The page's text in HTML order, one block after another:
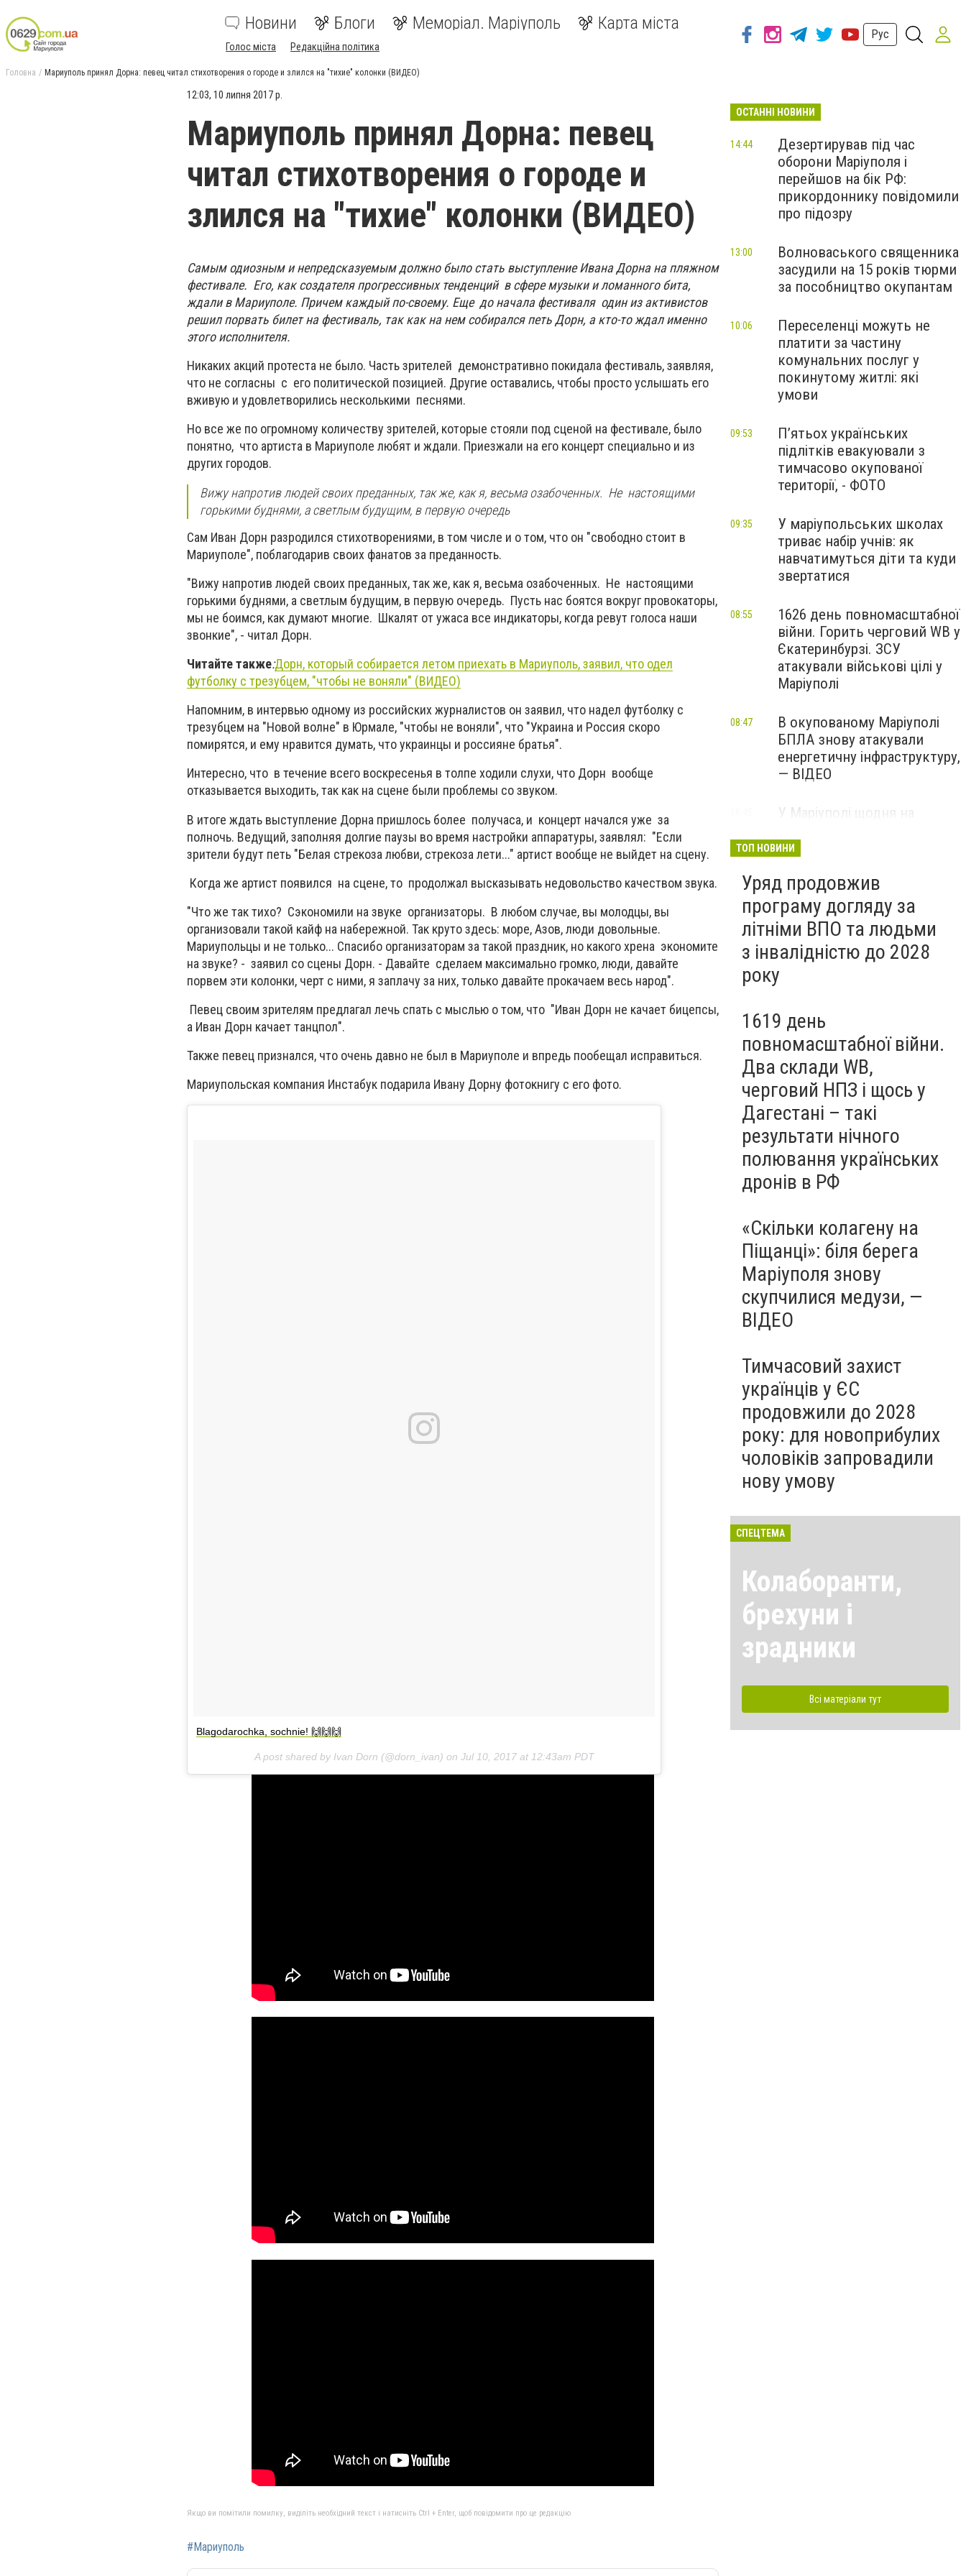
Новини Блоги Меморіал. Маріуполь Карта міста
Голос міста Редакційна політика
Рус
Головна Мариуполь принял Дорна: певец читал стихотворения о городе и злился на "тихие" колонки (ВИДЕО)
12:03, 10 липня 2017 р.
Мариуполь принял Дорна: певец
читал стихотворения о городе и
злился на "тихие" колонки (ВИДЕО)
Самым одиозным и непредсказуемым должно было стать выступление Ивана Дорна на пляжном
фестивале. Его, как создателя прогрессивных тенденций в сфере музыки и ломанного бита,
ждали в Мариуполе. Причем каждый по-своему. Еще до начала фестиваля один из активистов
решил порвать билет на фестиваль, так как на нем собирался петь Дорн, а кто-то ждал именно
этого исполнителя.
Никаких акций протеста не было. Часть зрителей демонстративно покидала фестиваль, заявляя,
что не согласны с его политической позицией. Другие оставались, чтобы просто услышать его
вживую и удовлетворились несколькими песнями.
Но все же по огромному количеству зрителей, которые стояли под сценой на фестивале, было
понятно, что артиста в Мариуполе любят и ждали. Приезжали на его концерт специально и из
других городов.
Вижу напротив людей своих преданных, так же, как я, весьма озабоченных. Не настоящими
горькими буднями, а светлым будущим, в первую очередь
Сам Иван Дорн разродился стихотворениями, в том числе и о том, что он "свободно стоит в
Мариуполе", поблагодарив своих фанатов за преданность.
"Вижу напротив людей своих преданных, так же, как я, весьма озабоченных. Не настоящими
горькими буднями, а светлым будущим, в первую очередь. Пусть нас боятся вокруг провокаторы,
мы не боимся, как думают многие. Шкалят от ужаса все индикаторы, когда ревут голоса наши
звонкие", - читал Дорн.
Читайте также:Дорн, который собирается летом приехать в Мариуполь, заявил, что одел
футболку с трезубцем, "чтобы не воняли" (ВИДЕО)
Напомним, в интервью одному из российских журналистов он заявил, что надел футболку с
трезубцем на "Новой волне" в Юрмале, "чтобы не воняли", что "Украина и Россия скоро
помирятся, и ему нравится думать, что украинцы и россияне братья".
Интересно, что в течение всего воскресенья в толпе ходили слухи, что Дорн вообще
отказывается выходить, так как на сцене были проблемы со звуком.
В итоге ждать выступление Дорна пришлось более получаса, и концерт начался уже за
полночь. Ведущий, заполняя долгие паузы во время настройки аппаратуры, заявлял: "Если
зрители будут петь "Белая стрекоза любви, стрекоза лети..." артист вообще не выйдет на сцену.
Когда же артист появился на сцене, то продолжал высказывать недовольство качеством звука.
"Что же так тихо? Сэкономили на звуке организаторы. В любом случае, вы молодцы, вы
организовали такой кайф на набережной. Так круто здесь: море, Азов, люди довольные.
Мариупольцы и не только... Спасибо организаторам за такой праздник, но какого хрена экономите
на звуке? - заявил со сцены Дорн. - Давайте сделаем максимально громко, люди, давайте
порвем эти колонки, черт с ними, я заплачу за них, только давайте прокачаем весь народ".
Певец своим зрителям предлагал лечь спать с мыслью о том, что "Иван Дорн не качает бицепсы,
а Иван Дорн качает танцпол".
Также певец признался, что очень давно не был в Мариуполе и впредь пообещал исправиться.
Мариупольская компания Инстабук подарила Ивану Дорну фотокнигу с его фото.
Blagodarochka, sochnie! 🙌🙌🙌
A post shared by Ivan Dorn (@dorn_ivan) on Jul 10, 2017 at 12:43am PDT
Якщо ви помітили помилку, виділіть необхідний текст і натисніть Ctrl + Enter, щоб повідомити про це редакцію
#Мариуполь
ОСТАННІ НОВИНИ
Дезертирував під час
оборони Маріуполя і
перейшов на бік РФ:
прикордоннику повідомили
про підозру
14:44
Волноваського священника
засудили на 15 років тюрми
за пособництво окупантам
13:00
Переселенці можуть не
платити за частину
комунальних послуг у
покинутому житлі: які
умови
10:06
П’ятьох українських
підлітків евакуювали з
тимчасово окупованої
території, - ФОТО
09:53
У маріупольських школах
триває набір учнів: як
навчатимуться діти та куди
звертатися
09:35
1626 день повномасштабної
війни. Горить черговий WB у
Єкатеринбурзі. ЗСУ
атакували військові цілі у
Маріуполі
08:55
В окупованому Маріуполі
БПЛА знову атакували
енергетичну інфраструктуру,
— ВІДЕО
08:47
У Маріуполі щодня на
відключатимуть світло: це
ТОП НОВИНИ
Уряд продовжив
програму догляду за
літніми ВПО та людьми
з інвалідністю до 2028
року
1619 день
повномасштабної війни.
Два склади WB,
черговий НПЗ і щось у
Дагестані – такі
результати нічного
полювання українських
дронів в РФ
«Скільки колагену на
Піщанці»: біля берега
Маріуполя знову
скупчилися медузи, —
ВІДЕО
Тимчасовий захист
українців у ЄС
продовжили до 2028
року: для новоприбулих
чоловіків запровадили
нову умову
СПЕЦТЕМА
Колаборанти,
брехуни і
зрадники
Всі матеріали тут